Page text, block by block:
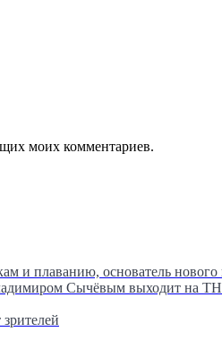
моих комментариев.
плаванию, основатель нового
Сычёвым выходит на